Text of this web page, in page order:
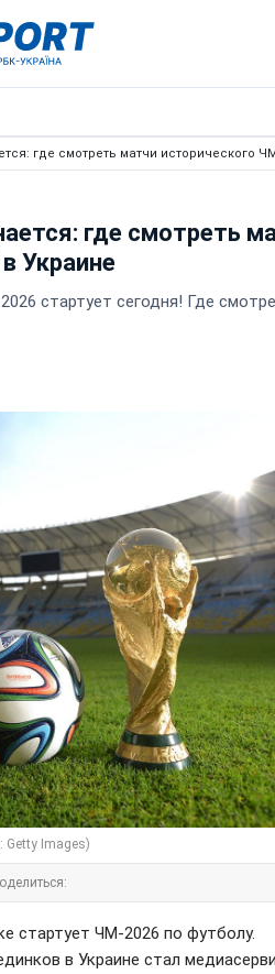
где смотреть матчи исторического
где смотреть
Украине
стартует сегодня! Где
Getty Images)
стартует ЧМ-2026 по футболу.
в Украине стал